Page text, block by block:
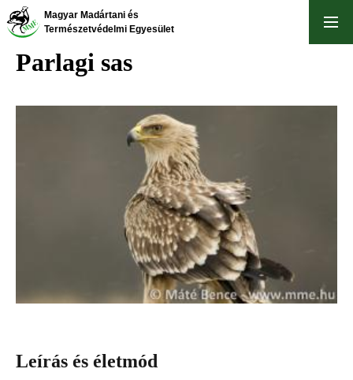
Ugrás
tartalomra
Magyar Madártani és
Természetvédelmi Egyesület
Parlagi sas
Leírás és életmód